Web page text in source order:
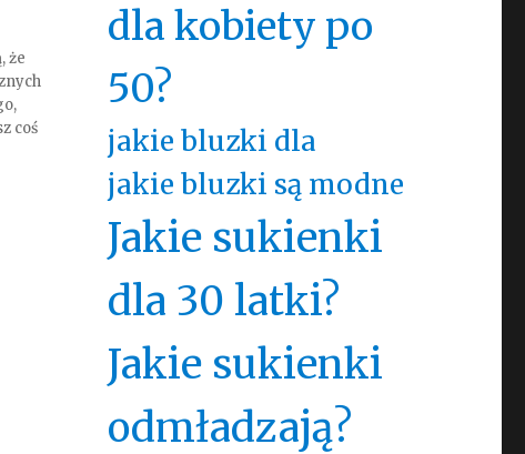
że
coś
dla kobiety po
50?
jakie bluzki dla
jakie bluzki są modne
Jakie sukienki
dla 30 latki?
Jakie sukienki
odmładzają?